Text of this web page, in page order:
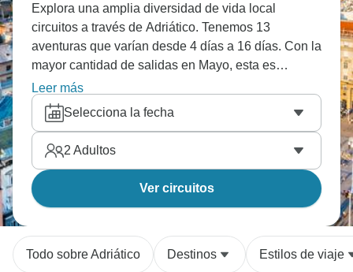
Explora una amplia diversidad de vida local
circuitos a través de Adriático. Tenemos 13
aventuras que varían desde 4 días a 16 días. Con la
mayor cantidad de salidas en Mayo, esta es
también la época más popular del año.
Leer más
Selecciona la fecha
2 Adultos
Ver circuitos
Todo sobre Adriático Destinos Estilos de viaje